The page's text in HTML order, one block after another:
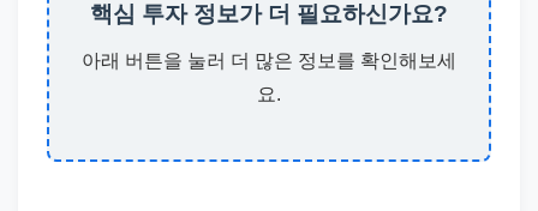
핵심 투자 정보가 더 필요하신가요?
아래 버튼을 눌러 더 많은 정보를 확인해보세
요.